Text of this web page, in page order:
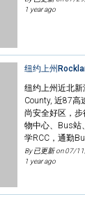
1 year ago
纽约上州
纽约上州近北新
County, 近87高
尚安全好区，步
物中心、Bus站
学RCC，通勤
By 已更新 on07/
1 year ago